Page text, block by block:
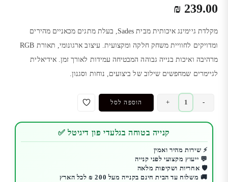
₪ 239.00
מקלדת גיימינג איכותית מבית Sades, בעלת מתגים מכאניים מהירים
ומדויקים לחוויית משחק חלקה ומקצועית. עיצוב ארגונומי, תאורת RGB
מרהיבה ואיכות בנייה גבוהה המבטיחה עמידות לאורך זמן. אידיאלית
לגיימרים שמחפשים שילוב של ביצועים, נוחות וסגנון.
-
כמות
של
מקלדת
מכאנית
Sades
דגם
+ הוספה לסל
קנייה בטוחה בגלעדי פון דיגיטל ✅
⚡ שירות מהיר ואמין
💬 ייעוץ מקצועי לפני קנייה
🛡️ אחריות ושקיפות מלאה
🚚 משלוח עד הבית חינם בקנייה מעל 200 ₪ לכל הארץ